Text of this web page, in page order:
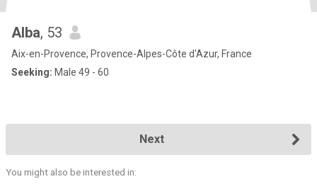
Alba, 53
Aix-en-Provence, Provence-Alpes-Côte d'Azur, France
Seeking: Male 49 - 60
Next
You might also be interested in: